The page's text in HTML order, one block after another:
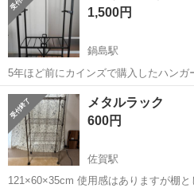
1,500円
鍋島駅
5年ほど前にカインズで購入したハンガーラック
真ご確認お願いします。 畳むとコンパ
態】とくに目立った傷はありません。
佐賀 佐賀市 鍋島駅 収納家具
メタルラック
600円
佐賀駅
121×60×35cm 使用感はありますが棚